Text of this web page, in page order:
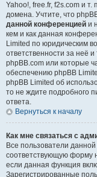
Yahoo!, free.fr, f2s.com и т.
домена. Учтите, что
данной конференцией и
кем и как данная
Limited по юридическим
ответственности за неё и
phpBB.com или которые
обеспечению phpBB
phpBB Limited об
то не ждите подробного
ответа.
Вернуться к началу
Как мне связаться с
Все пользователи
соответствующую форму
если данная функция
Зарегистрированные